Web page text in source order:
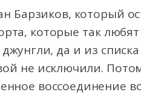
Барзиков, который
которые так
да и из
не исключили.
воссоединение